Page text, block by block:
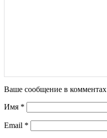
Ваше сообщение в комментах
Имя *
Email *